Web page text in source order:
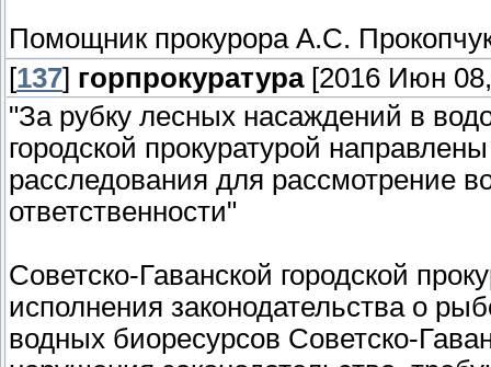
Помощник прокурора А.С.
[137] горпрокуратура[2016 Июн
"За рубку лесных насаждений в
городской прокуратурой
расследования для рассмотрение
ответственности"
Советско-Гаванской городской
исполнения законодательства о
водных биоресурсов Советско-